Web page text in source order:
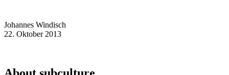
Johannes Windisch
22. Oktober 2013